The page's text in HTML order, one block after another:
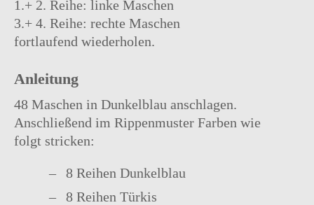
1.+ 2. Reihe: linke Maschen
3.+ 4. Reihe: rechte Maschen
fortlaufend wiederholen.
Anleitung
48 Maschen in Dunkelblau anschlagen.
Anschließend im Rippenmuster Farben wie
folgt stricken:
8 Reihen Dunkelblau
8 Reihen Türkis